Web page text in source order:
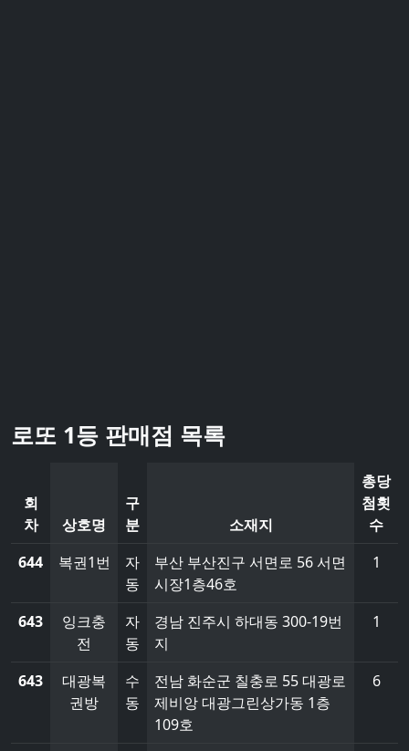
로또 1등 판매점 목록
회
차
상호명
구
분
소재지
총당
첨횟
수
644
복권1번
자
동
부산 부산진구 서면로 56 서면
시장1층46호
1
643
잉크충
전
자
동
경남 진주시 하대동 300-19번
지
1
643
대광복
권방
수
동
전남 화순군 칠충로 55 대광로
제비앙 대광그린상가동 1층
109호
6